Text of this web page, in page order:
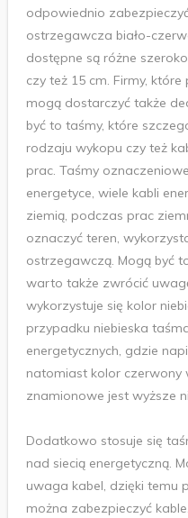
odpowiednio
ostrzegawcza biało-
dostępne są różne
czy też 15 cm. Firmy,
mogą dostarczyć także
być to taśmy, które
rodzaju wykopu czy też
prac. Taśmy
energetyce, wiele kabli
ziemią, podczas prac
oznaczyć teren,
ostrzegawczą. Mogą być
warto także zwrócić
wykorzystuje się kolor
przypadku niebieska
energetycznych, gdzie
natomiast kolor czerwony
znamionowe jest wyższe
Dodatkowo stosuje się
nad siecią energetyczną.
uwaga kabel, dzięki temu
można zabezpieczyć